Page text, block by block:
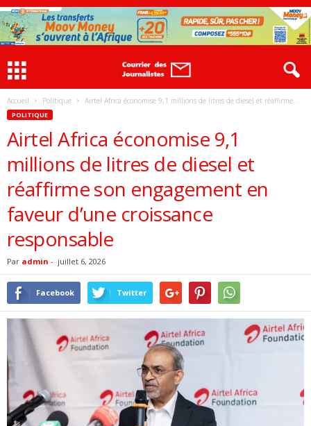
Accueil Politique Airtel Africa économise 9,1 millions de litres de diesel et réaffirme...
POLITIQUE
Airtel Africa économise 9,1
millions de litres de diesel et
réaffirme son engagement en
faveur d’une croissance
responsable
Par admin - juillet 6, 2026
Facebook Twitter